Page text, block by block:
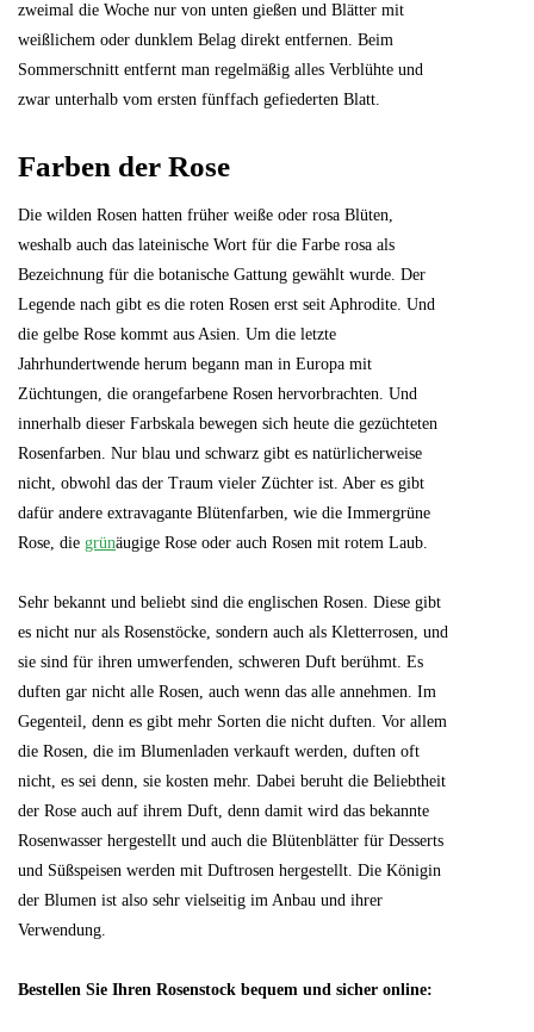
zweimal die Woche nur von unten gießen und Blätter mit
weißlichem oder dunklem Belag direkt entfernen. Beim
Sommerschnitt entfernt man regelmäßig alles Verblühte und
zwar unterhalb vom ersten fünffach gefiederten Blatt.
Farben der Rose
Die wilden Rosen hatten früher weiße oder rosa Blüten,
weshalb auch das lateinische Wort für die Farbe rosa als
Bezeichnung für die botanische Gattung gewählt wurde. Der
Legende nach gibt es die roten Rosen erst seit Aphrodite. Und
die gelbe Rose kommt aus Asien. Um die letzte
Jahrhundertwende herum begann man in Europa mit
Züchtungen, die orangefarbene Rosen hervorbrachten. Und
innerhalb dieser Farbskala bewegen sich heute die gezüchteten
Rosenfarben. Nur blau und schwarz gibt es natürlicherweise
nicht, obwohl das der Traum vieler Züchter ist. Aber es gibt
dafür andere extravagante Blütenfarben, wie die Immergrüne
Rose, die grünäugige Rose oder auch Rosen mit rotem Laub.
Sehr bekannt und beliebt sind die englischen Rosen. Diese gibt
es nicht nur als Rosenstöcke, sondern auch als Kletterrosen, und
sie sind für ihren umwerfenden, schweren Duft berühmt. Es
duften gar nicht alle Rosen, auch wenn das alle annehmen. Im
Gegenteil, denn es gibt mehr Sorten die nicht duften. Vor allem
die Rosen, die im Blumenladen verkauft werden, duften oft
nicht, es sei denn, sie kosten mehr. Dabei beruht die Beliebtheit
der Rose auch auf ihrem Duft, denn damit wird das bekannte
Rosenwasser hergestellt und auch die Blütenblätter für Desserts
und Süßspeisen werden mit Duftrosen hergestellt. Die Königin
der Blumen ist also sehr vielseitig im Anbau und ihrer
Verwendung.
Bestellen Sie Ihren Rosenstock bequem und sicher online: